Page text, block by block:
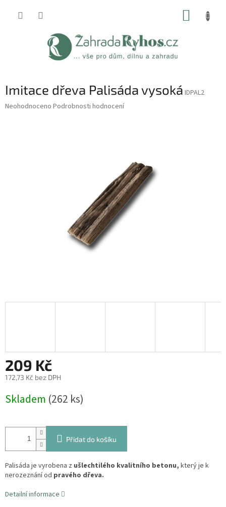
Imitace dřeva Palisáda vysoká IDPAL2
Průměrné
Neohodnoceno Podrobnosti hodnocení
209 Kč
172,73 Kč bez DPH
cena:
Skladem (262 ks)
Přidat do košíku
Palisáda je vyrobena z ušlechtilého kvalitního betonu, který je k
nerozeznání od pravého dřeva.
Detailní informace